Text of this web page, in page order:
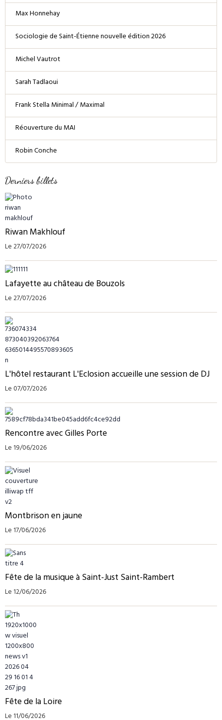
Max Honnehay
Sociologie de Saint-Étienne nouvelle édition 2026
Michel Vautrot
Sarah Tadlaoui
Frank Stella Minimal / Maximal
Réouverture du MAI
Robin Conche
Derniers billets
Riwan Makhlouf
Le 27/07/2026
Lafayette au château de Bouzols
Le 27/07/2026
L'hôtel restaurant L'Eclosion accueille une session de DJ
Le 07/07/2026
Rencontre avec Gilles Porte
Le 19/06/2026
Montbrison en jaune
Le 17/06/2026
Fête de la musique à Saint-Just Saint-Rambert
Le 12/06/2026
Fête de la Loire
Le 11/06/2026